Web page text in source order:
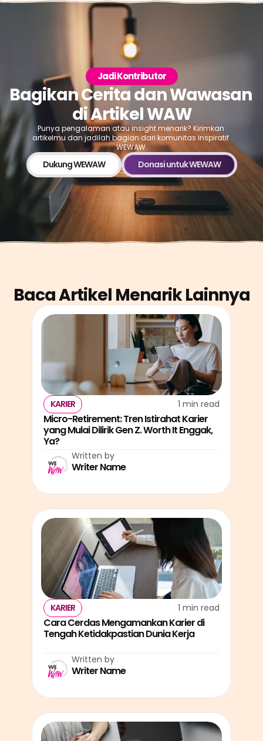
Jadi Kontributor
Bagikan Cerita dan Wawasan
di Artikel WAW
Punya pengalaman atau insight menarik? Kirimkan
artikelmu dan jadilah bagian dari komunitas inspiratif
WEWAW.
Dukung WEWAW Donasi untuk WEWAW
Baca Artikel Menarik Lainnya
KARIER 1 min read
Micro-Retirement: Tren Istirahat Karier
yang Mulai Dilirik Gen Z. Worth It Enggak,
Ya?
Written by
Writer Name
KARIER 1 min read
Cara Cerdas Mengamankan Karier di
Tengah Ketidakpastian Dunia Kerja
Written by
Writer Name